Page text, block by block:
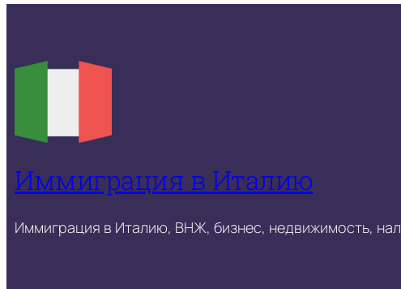
Иммиграция в Италию
Иммиграция в Италию, ВНЖ, бизнес, недвижимость,